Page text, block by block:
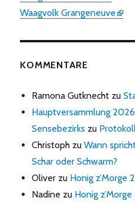
Waagvolk Grangeneuve
KOMMENTARE
Ramona Gutknecht zu
Hauptversammlung
Sensebezirks zu
Christoph zuWann
Schar oder Schwarm?
Oliver zu Honig z’Morge
Nadine zu Honig